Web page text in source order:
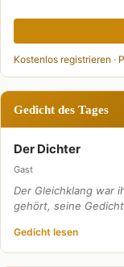
Kostenlos registrieren ·
Gedicht des Tages
Der Dichter
Gast
Der Gleichklang war
gehört, seine
Gedicht lesen